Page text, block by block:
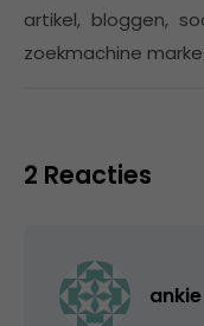
artikel, bloggen,
zoekmachine
2 Reacties
ankie